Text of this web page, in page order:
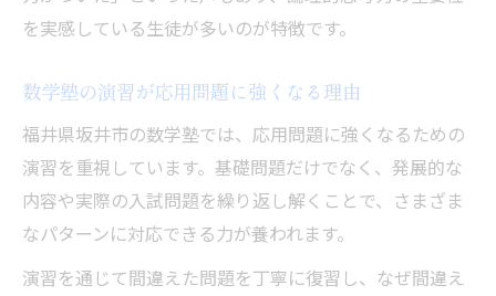
を実感している生徒が多いのが特徴です。
数学塾の演習が応用問題に強くなる理由
福井県坂井市の数学塾では、応用問題に強くなるための
演習を重視しています。基礎問題だけでなく、発展的な
内容や実際の入試問題を繰り返し解くことで、さまざま
なパターンに対応できる力が養われます。
演習を通じて間違えた問題を丁寧に復習し、なぜ間違え